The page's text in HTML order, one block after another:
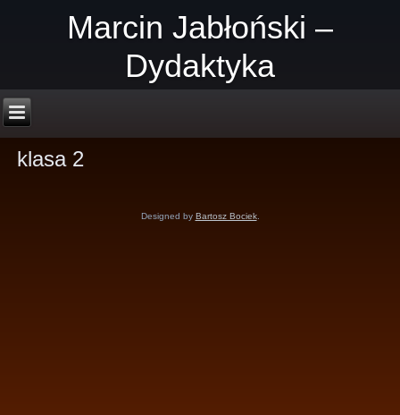
Marcin Jabłoński –
Dydaktyka
klasa 2
Designed by Bartosz Bociek.